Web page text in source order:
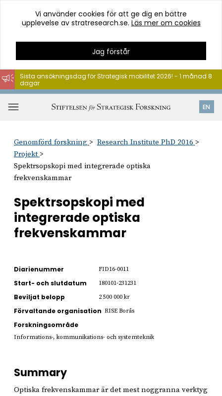
Hoppa
till
innehåll
Vi använder cookies för att ge dig en bättre
upplevelse av stratresearch.se. Läs mer om cookies
Jag förstår
EN
Sista ansökningsdag för Strategisk mobilitet 2026! - 1 månad 8
dagar
Genomförd forskning
Research Institute PhD 2016
Projekt
Spektrsopskopi med integrerade optiska
frekvenskammar
Spektrsopskopi med
integrerade optiska
frekvenskammar
Diarienummer FID16-0011
Start- och slutdatum 180101-231231
Beviljat belopp 2 500 000 kr
Förvaltande organisation RISE Borås
Forskningsområde
Informations-, kommunikations- och systemteknik
Summary
Optiska frekvenskammar är det mest noggranna verktyg